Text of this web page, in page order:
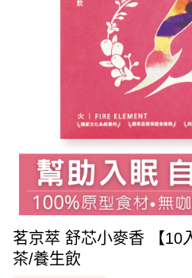
茗京萃 舒芯小麥香 【10
茶/養生飲